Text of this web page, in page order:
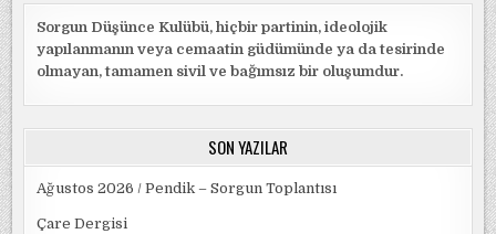
Sorgun Düşünce Kulübü, hiçbir partinin, ideolojik
yapılanmanın veya cemaatin güdümünde ya da tesirinde
olmayan, tamamen sivil ve bağımsız bir oluşumdur.
SON YAZILAR
Ağustos 2026 / Pendik – Sorgun Toplantısı
Çare Dergisi